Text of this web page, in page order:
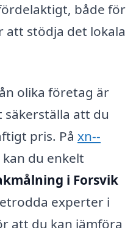
både för
att stödja det lokala
olika företag är
att du
pris. På xn--
kan du enkelt
i Forsvik
experter i
att du kan jämföra